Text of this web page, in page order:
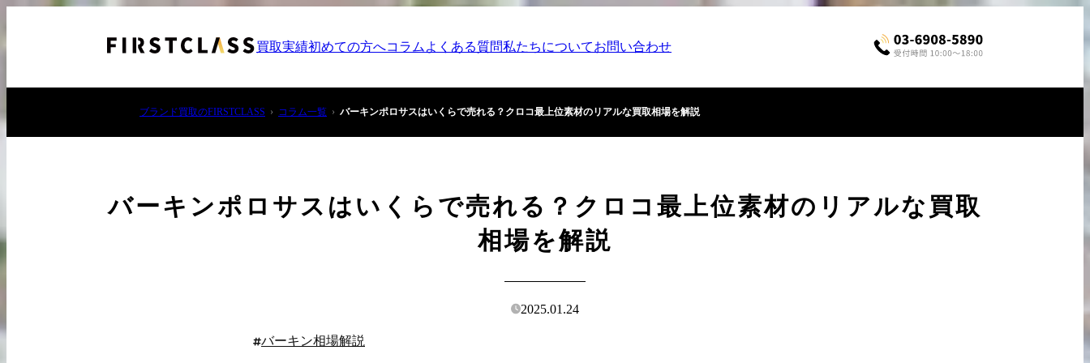
買取実績初めての方へコラム よくある質問私たちについてお問い合わせ
ブランド買取のFIRSTCLASS コラム一覧 バーキンポロサスはいくらで売れる？クロコ最上位素材のリアルな買取相場を解説
バーキンポロサスはいくらで売れる？クロコ最上位素材のリアルな買取
相場を解説
2025.01.24
バーキン相場解説